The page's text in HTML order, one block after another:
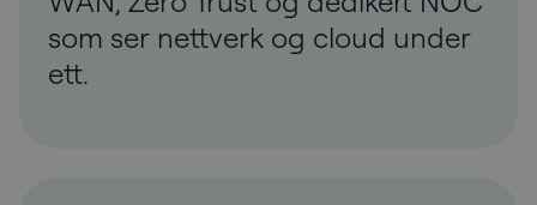
som ser nettverk og cloud under
ett.